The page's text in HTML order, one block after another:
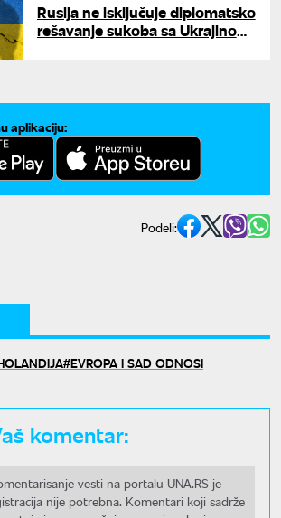
Rusija ne isključuje diplomatsko
rešavanje sukoba sa Ukrajinom:
aplikaciju:
Podeli:
EVROPA I SAD ODNOSI
komentar:
vesti na portalu UNA.RS je
nije potrebna. Komentari koji sadrže